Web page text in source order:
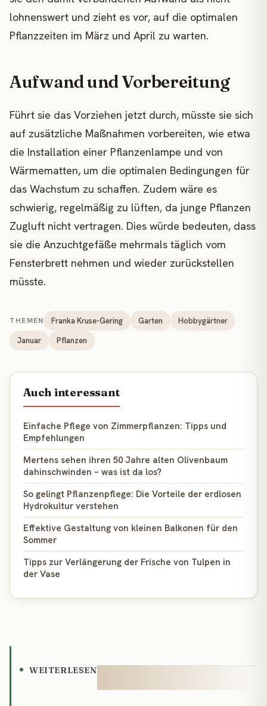
lohnenswert und zieht es vor, auf die optimalen
Pflanzzeiten im März und April zu warten.
Aufwand und Vorbereitung
Führt sie das Vorziehen jetzt durch, müsste sie sich
auf zusätzliche Maßnahmen vorbereiten, wie etwa
die Installation einer Pflanzenlampe und von
Wärmematten, um die optimalen Bedingungen für
das Wachstum zu schaffen. Zudem wäre es
schwierig, regelmäßig zu lüften, da junge Pflanzen
Zugluft nicht vertragen. Dies würde bedeuten, dass
sie die Anzuchtgefäße mehrmals täglich vom
Fensterbrett nehmen und wieder zurückstellen
müsste.
THEMEN Franka Kruse-Gering Garten
Hobbygärtner
Januar
Pflanzen
Auch interessant
Einfache Pflege von Zimmerpflanzen: Tipps und
Empfehlungen
Mertens sehen ihren 50 Jahre alten Olivenbaum
dahinschwinden – was ist da los?
So gelingt Pflanzenpflege: Die Vorteile der erdlosen
Hydrokultur verstehen
Effektive Gestaltung von kleinen Balkonen für den
Sommer
Tipps zur Verlängerung der Frische von Tulpen in
der Vase
WEITERLESEN